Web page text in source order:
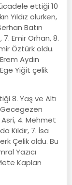
ettiği 10
Yıldız olurken,
Batın
7. Emir Orhan, 8.
Öztürk oldu.
Aydın
Yiğit çelik
8. Yaş ve Altı
Asri, 4. Mehmet
Kıldır, 7. İsa
Çelik oldu. Bu
Yazıcı
Kaplan